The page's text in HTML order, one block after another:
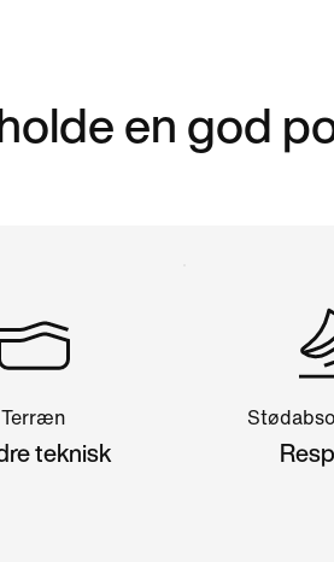
en god
Terræn
teknisk